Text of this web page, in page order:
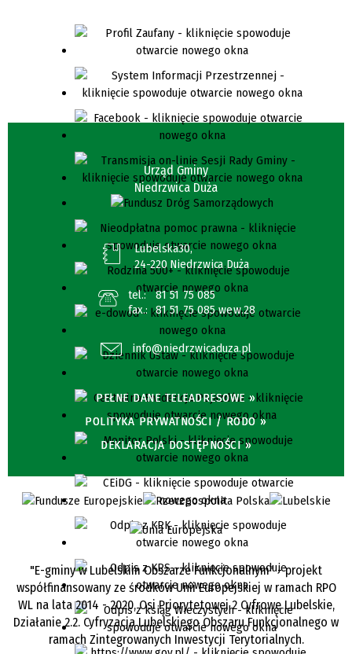
Urząd Gminy
Niedrzwica Duża
Lubelska30,
24-220 Niedrzwica Duża
tel.:
81 51 75 085
fax.:
81 51 75 085 wew.28
info@niedrzwicaduza.pl
PEŁNE DANE TELEADRESOWE »
POLITYKA PRYWATNOŚCI / RODO »
DEKLARACJA DOSTĘPNOŚCI »
"E-gminy w Lubelskim Obszarze Funkcjonalnym" - projekt
współfinansowany ze środków Unii Europejskiej w ramach RPO
WL na lata 2014 - 2020, Osi Priorytetowej 2 Cyfrowe Lubelskie,
Działanie 2.2. Cyfryzacja Lubelskiego Obszaru Funkcjonalnego w
ramach Zintegrowanych Inwestycji Terytorialnych.